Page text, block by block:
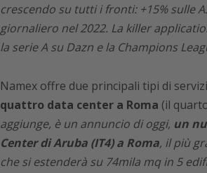
crescendo su tutti i fronti: +15% sulle
giornaliero nel 2022. La killer
la serie A su Dazn e la Champions
Namex offre due principali tipi di
quattro data center a Roma (il
aggiunge, è un annuncio di oggi, un
Center di Aruba (IT4) a Roma, il più
che si estenderà su 74mila mq in 5